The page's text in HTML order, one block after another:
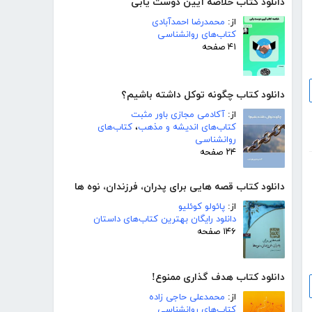
از: محمدرضا احمدآبادی
کتاب‌های روانشناسی
۴۱ صفحه
دانلود کتاب چگونه توکل داشته باشیم؟
از: آکادمی مجازی باور مثبت
کتاب‌های اندیشه و مذهب، کتاب‌های
روانشناسی
۲۴ صفحه
دانلود کتاب قصه هایی برای پدران، فرزندان، نوه ها
از: پائولو کوئلیو
دانلود رایگان بهترین کتاب‌های داستان
۱۴۶ صفحه
دانلود کتاب هدف گذاری ممنوع!
از: محمدعلی حاجی زاده